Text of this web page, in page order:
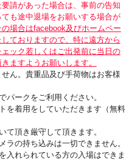
請があった場合は、事前の告知
も途中退場をお願いする場合が
の場合はfacebook及びホームペー
ておりますので、特に遠方から
ック若しくはご出発前に当日の
ますようお願いします。
ん。貴重品及び手荷物はお客様
パークをご利用ください。
を着用をしていただきます（無料
て頂き厳守して頂きます。
ラの持ち込みは一切できません。
入れられている方の入場はできま